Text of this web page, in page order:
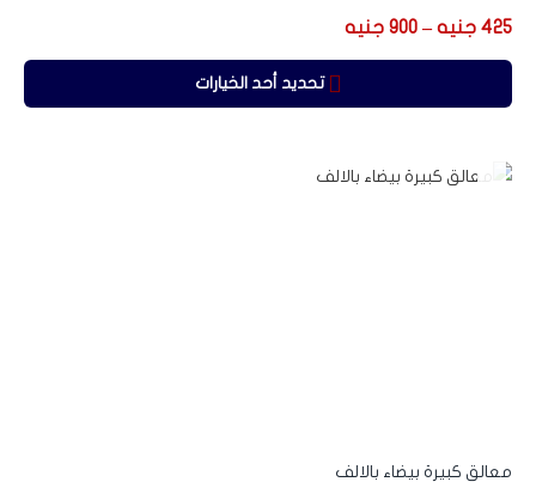
425 جنيه –
900 جنيه
تحديد أحد الخيارات
معالق كبيرة بيضاء بالالف